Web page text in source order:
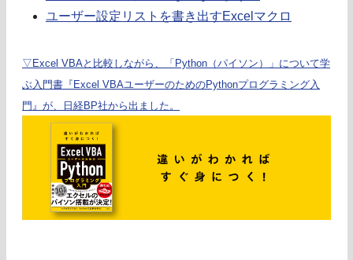
ユーザー設定リストを書き出すExcelマクロ
▽Excel VBAと比較しながら、「Python（パイソン）」について学
ぶ入門書『Excel VBAユーザーのためのPythonプログラミング入
門』が、日経BP社から出ました。